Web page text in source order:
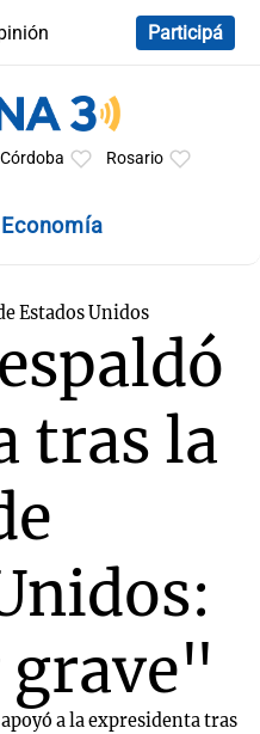
Participá
Córdoba Rosario
Estados Unidos
tras la
a la expresidenta tras